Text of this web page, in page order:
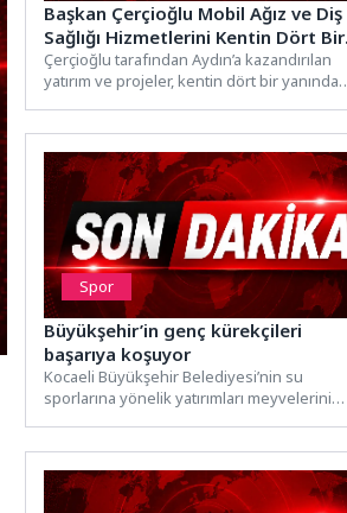
Başkan Çerçioğlu Mobil Ağız ve Diş
Sağlığı Hizmetlerini Kentin Dört Bir
Yanında Vatandaşlarla Buluşturmayı
Sürdürüyor
Çerçioğlu tarafından Aydın’a kazandırılan
yatırım ve projeler, kentin dört bir yanında
Spor
Büyükşehir’in genç kürekçileri
başarıya koşuyor
Kocaeli Büyükşehir Belediyesi’nin su
sporlarına yönelik yatırımları meyvelerini